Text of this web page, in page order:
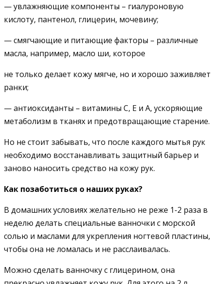
— увлажняющие компоненты – гиалуроновую
кислоту, пантенол, глицерин, мочевину;
— смягчающие и питающие факторы – различные
масла, например, масло ши, которое
не только делает кожу мягче, но и хорошо заживляет
ранки;
— антиоксиданты – витамины С, Е и А, ускоряющие
метаболизм в тканях и предотвращающие старение.
Но не стоит забывать, что после каждого мытья рук
необходимо восстанавливать защитный барьер и
заново наносить средство на кожу рук.
Как позаботиться о наших руках?
В домашних условиях желательно не реже 1-2 раза в
неделю делать специальные ванночки с морской
солью и маслами для укрепления ногтевой пластины,
чтобы она не ломалась и не расслаивалась.
Можно сделать ванночку с глицерином, она